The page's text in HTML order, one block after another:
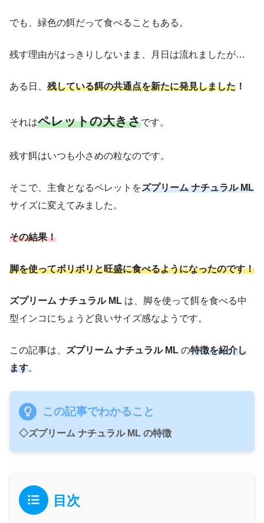
でも、緑色の餌だって食べることもある。
残す理由がはっきりしないまま、月日は流れましたが…
ある日、 残している餌の共通点を新たに発見しました ！
それはペレットの大きさです。
残す餌はいつも小さめの粒なのです。
そこで、主食となるペレットをズプリーム ナチュラル ML
サイズに変えてみました。
その結果！
脚を使ってボリボリと旺盛に食べるようになったのです！
ズプリーム ナチュラル ML は、脚を使って餌を食べる中
型インコにちょうど良いサイズ感なようです。
この記事は、 ズプリーム ナチュラル ML の特徴を紹介し
ます。
この記事でわかること
◇ズプリーム ナチュラル ML の特徴
目次